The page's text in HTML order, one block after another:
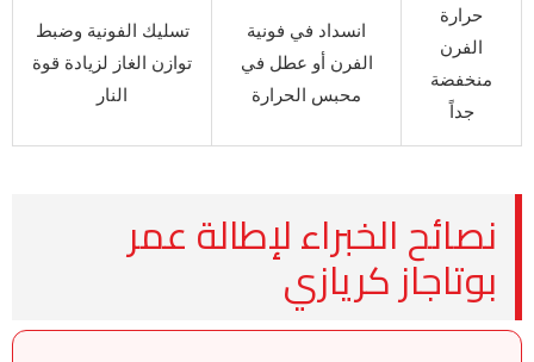
حرارة
الفرن
منخفضة
جداً
انسداد في فونية
الفرن أو عطل في
محبس الحرارة
تسليك الفونية وضبط
توازن الغاز لزيادة قوة
النار
نصائح الخبراء لإطالة عمر
بوتاجاز كريازي